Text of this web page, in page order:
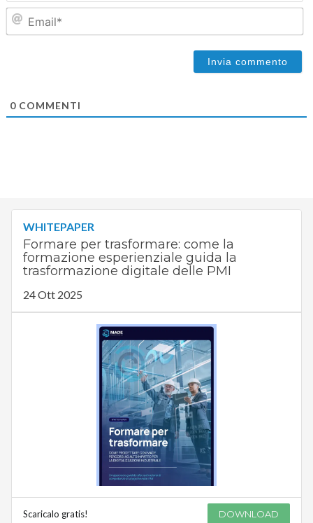
0COMMENTI
WHITEPAPER
Formare per trasformare: come la
formazione esperienziale guida la
trasformazione digitale delle PMI
24 Ott 2025
Scaricalo gratis! DOWNLOAD